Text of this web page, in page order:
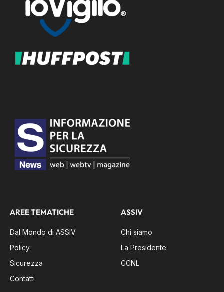
AREE TEMATICHE
Dal Mondo di ASSIV
Policy
Sicurezza
Contatti
ASSIV
Chi siamo
La Presidente
CCNL